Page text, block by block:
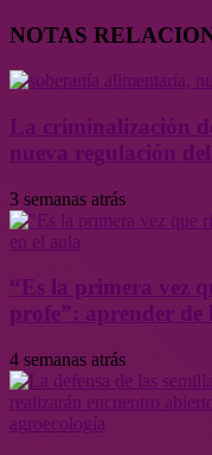
NOTAS
La criminalización
nueva regulación
3 semanas atrás
“Es la primera vez
profe”: aprender de
4 semanas atrás